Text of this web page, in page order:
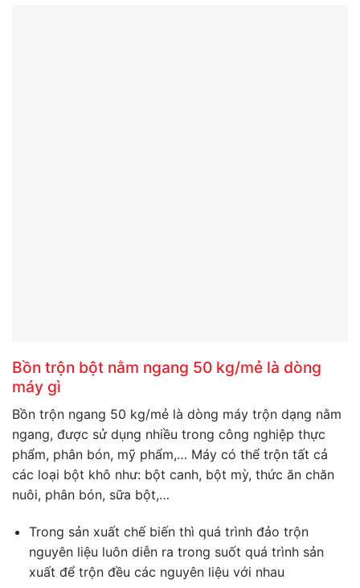
Bồn trộn bột nằm ngang 50 kg/mẻ là dòng
máy gì
Bồn trộn ngang 50 kg/mẻ là dòng máy trộn dạng nằm
ngang, được sử dụng nhiều trong công nghiệp thực
phẩm, phân bón, mỹ phẩm,… Máy có thể trộn tất cả
các loại bột khô như: bột canh, bột mỳ, thức ăn chăn
nuôi, phân bón, sữa bột,…
Trong sản xuất chế biến thì quá trình đảo trộn
nguyên liệu luôn diễn ra trong suốt quá trình sản
xuất để trộn đều các nguyên liệu với nhau